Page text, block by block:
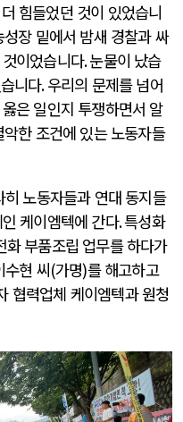
힘들었던 것이 있었습니
장 밑에서 밤새 경찰과 싸
이었습니다.눈물이 났습
니다.우리의 문제를 넘어
은 일인지 투쟁하면서 알
한 조건에 있는 노동자들
히 노동자들과 연대 동지들
케이엠텍에 간다.특성화
부품조립 업무를 하다가
수현 씨(가명)를 해고하고
협력업체 케이엠텍과 원청